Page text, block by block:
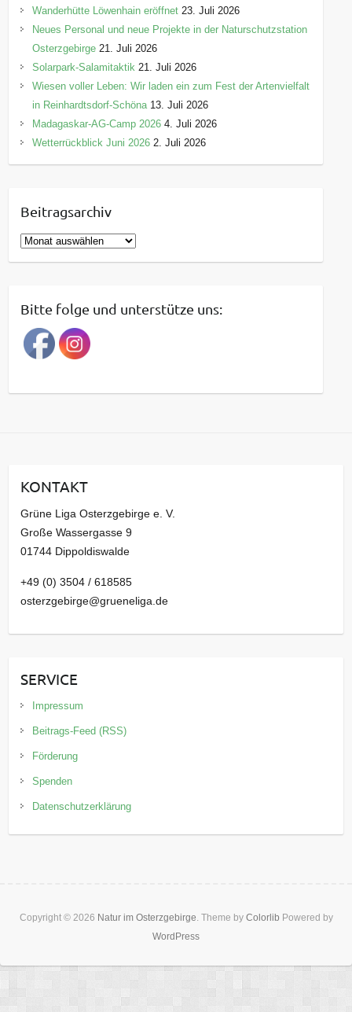
Wanderhütte Löwenhain eröffnet 23. Juli 2026
Neues Personal und neue Projekte in der Naturschutzstation
Osterzgebirge 21. Juli 2026
Solarpark-Salamitaktik 21. Juli 2026
Wiesen voller Leben: Wir laden ein zum Fest der Artenvielfalt
in Reinhardtsdorf-Schöna 13. Juli 2026
Madagaskar-AG-Camp 2026 4. Juli 2026
Wetterrückblick Juni 2026 2. Juli 2026
Beitragsarchiv
B
e
r
a
g
a
v
Bitte folge und unterstütze uns:
KONTAKT
Grüne Liga Osterzgebirge e. V.
Große Wassergasse 9
01744 Dippoldiswalde
+49 (0) 3504 / 618585
osterzgebirge@grueneliga.de
SERVICE
Impressum
Beitrags-Feed (RSS)
Förderung
Spenden
Datenschutzerklärung
Copyright © 2026 Natur im Osterzgebirge. Theme by Colorlib Powered by
WordPress